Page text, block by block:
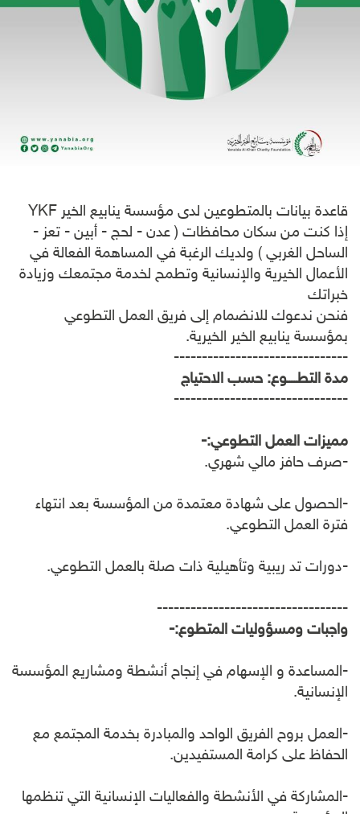
قاعدة بيانات بالمتطوعين لدى مؤسسة ينابيع الخير YKF
إذا كنت من سكان محافظات ( عدن - لحج - أبين - تعز -
الساحل الغربي ) ولديك الرغبة في المساهمة الفعالة في
الأعمال الخيرية والإنسانية وتطمح لخدمة مجتمعك وزيادة
خبراتك
فنحن ندعوك للانضمام إلى فريق العمل التطوعي
بمؤسسة ينابيع الخير الخيرية.
-------------------------------
مدة التطــــوع: حسب الاحتياج
-------------------------------
مميزات العمل التطوعي:-
-صرف حافز مالي شهري.
-الحصول على شهادة معتمدة من المؤسسة بعد انتهاء
فترة العمل التطوعي.
-دورات تد ريبية وتأهيلية ذات صلة بالعمل التطوعي.
----------------------------------
واجبات ومسؤوليات المتطوع:-
-المساعدة و الإسهام في إنجاح أنشطة ومشاريع المؤسسة
الإنسانية.
-العمل بروح الفريق الواحد والمبادرة بخدمة المجتمع مع
الحفاظ على كرامة المستفيدين.
-المشاركة في الأنشطة والفعاليات الإنسانية التي تنظمها